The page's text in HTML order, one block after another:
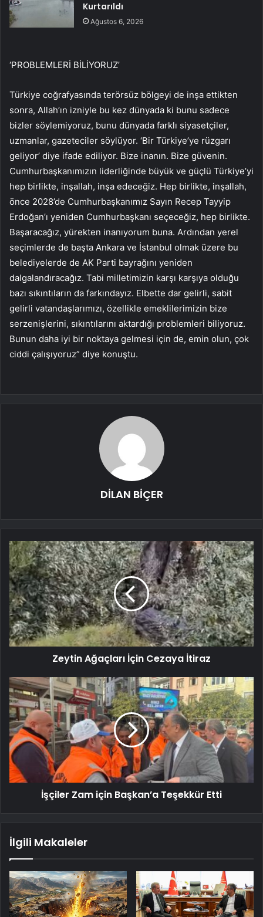
Kurtarıldı
Ağustos 6, 2026
‘PROBLEMLERİ BİLİYORUZ’
Türkiye coğrafyasında terörsüz bölgeyi de inşa ettikten
sonra, Allah’ın izniyle bu kez dünyada ki bunu sadece
bizler söylemiyoruz, bunu dünyada farklı siyasetçiler,
uzmanlar, gazeteciler söylüyor. ‘Bir Türkiye’ye rüzgarı
geliyor’ diye ifade ediliyor. Bize inanın. Bize güvenin.
Cumhurbaşkanımızın liderliğinde büyük ve güçlü Türkiye’yi
hep birlikte, inşallah, inşa edeceğiz. Hep birlikte, inşallah,
önce 2028’de Cumhurbaşkanımız Sayın Recep Tayyip
Erdoğan’ı yeniden Cumhurbaşkanı seçeceğiz, hep birlikte.
Başaracağız, yürekten inanıyorum buna. Ardından yerel
seçimlerde de başta Ankara ve İstanbul olmak üzere bu
belediyelerde de AK Parti bayrağını yeniden
dalgalandıracağız. Tabi milletimizin karşı karşıya olduğu
bazı sıkıntıların da farkındayız. Elbette dar gelirli, sabit
gelirli vatandaşlarımızı, özellikle emeklilerimizin bize
serzenişlerini, sıkıntılarını aktardığı problemleri biliyoruz.
Bunun daha iyi bir noktaya gelmesi için de, emin olun, çok
ciddi çalışıyoruz” diye konuştu.
DİLAN BİÇER
Zeytin Ağaçları İçin Cezaya İtiraz
İşçiler Zam için Başkan’a Teşekkür Etti
İlgili Makaleler